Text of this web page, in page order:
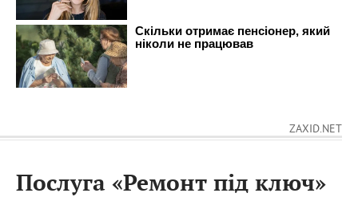
ZAXID.NET
Послуга «Ремонт під ключ»